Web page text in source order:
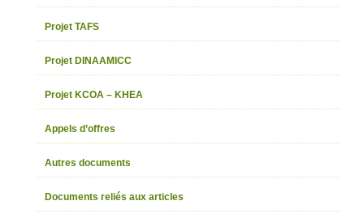
Projet TAFS
Projet DINAAMICC
Projet KCOA – KHEA
Appels d’offres
Autres documents
Documents reliés aux articles